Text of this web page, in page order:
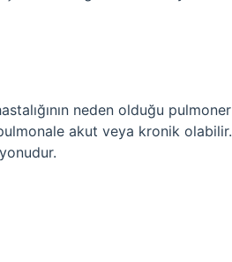
neden olduğu pulmoner
akut veya kronik olabilir.